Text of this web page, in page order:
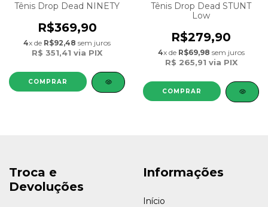
Tênis Drop Dead NINETY
R$369,90
4x de R$92,48 sem juros
R$ 351,41 via PIX
COMPRAR
Tênis Drop Dead STUNT
Low
R$279,90
4x de R$69,98 sem juros
R$ 265,91 via PIX
COMPRAR
Troca e
Devoluções
Informações
Início